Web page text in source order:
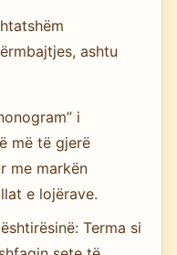
ashtu
i
më të gjerë
me markën
e lojërave.
Terma si